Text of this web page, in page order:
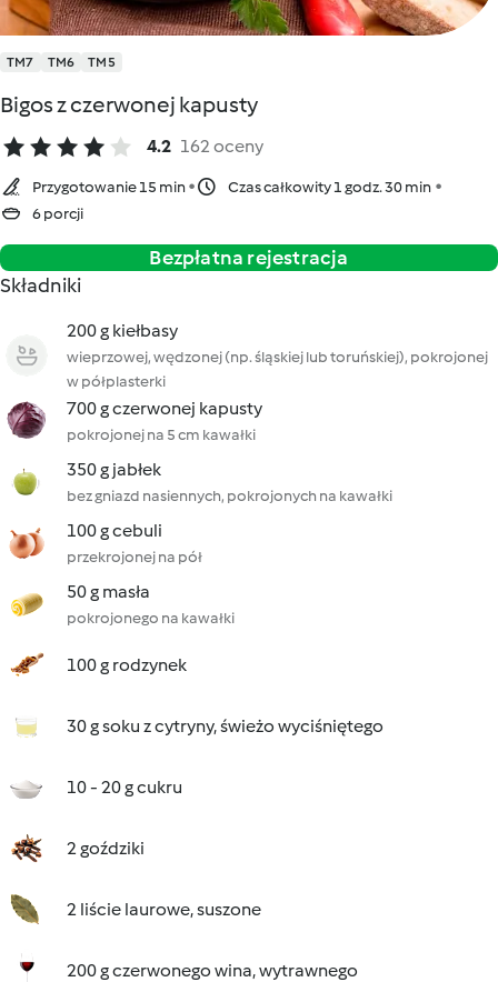
TM7 TM6 TM5
Bigos z czerwonej kapusty
4.2 162 oceny
Przygotowanie 15 min
Czas całkowity 1 godz. 30 min
6 porcji
Bezpłatna rejestracja
Składniki
200 g kiełbasy
wieprzowej, wędzonej (np. śląskiej lub toruńskiej), pokrojonej
w półplasterki
700 g czerwonej kapusty
pokrojonej na 5 cm kawałki
350 g jabłek
bez gniazd nasiennych, pokrojonych na kawałki
100 g cebuli
przekrojonej na pół
50 g masła
pokrojonego na kawałki
100 g rodzynek
30 g soku z cytryny, świeżo wyciśniętego
10 - 20 g cukru
2 goździki
2 liście laurowe, suszone
200 g czerwonego wina, wytrawnego